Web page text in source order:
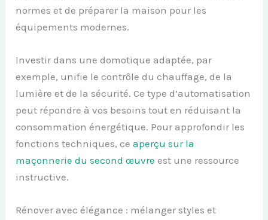
normes et de préparer la maison pour les
équipements modernes.
Investir dans une domotique adaptée, par
exemple, unifie le contrôle du chauffage, de la
lumière et de la sécurité. Ce type d’automatisation
peut répondre à vos besoins tout en réduisant la
consommation énergétique. Pour approfondir les
fonctions techniques, ceaperçu sur la
maçonnerie du second œuvre est une ressource
instructive.
Rénover avec élégance : mélanger styles et